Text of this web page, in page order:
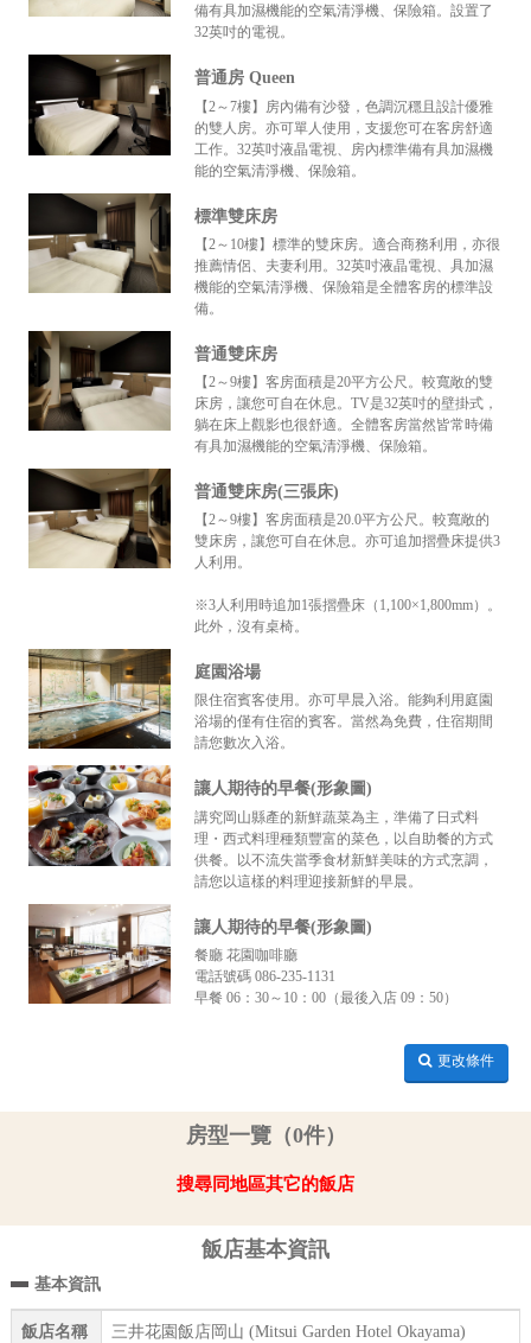
備有具加濕機能的空氣清淨機、保險箱。設置了
32英吋的電視。
普通房 Queen
【2～7樓】房內備有沙發，色調沉穩且設計優雅
的雙人房。亦可單人使用，支援您可在客房舒適
工作。32英吋液晶電視、房內標準備有具加濕機
能的空氣清淨機、保險箱。
標準雙床房
【2～10樓】標準的雙床房。適合商務利用，亦很
推薦情侶、夫妻利用。32英吋液晶電視、具加濕
機能的空氣清淨機、保險箱是全體客房的標準設
備。
普通雙床房
【2～9樓】客房面積是20平方公尺。較寬敞的雙
床房，讓您可自在休息。TV是32英吋的壁掛式，
躺在床上觀影也很舒適。全體客房當然皆常時備
有具加濕機能的空氣清淨機、保險箱。
普通雙床房(三張床)
【2～9樓】客房面積是20.0平方公尺。較寬敞的
雙床房，讓您可自在休息。亦可追加摺疊床提供3
人利用。
※3人利用時追加1張摺疊床（1,100×1,800mm）。
此外，沒有桌椅。
庭園浴場
限住宿賓客使用。亦可早晨入浴。能夠利用庭園
浴場的僅有住宿的賓客。當然為免費，住宿期間
請您數次入浴。
讓人期待的早餐(形象圖)
講究岡山縣產的新鮮蔬菜為主，準備了日式料
理・西式料理種類豐富的菜色，以自助餐的方式
供餐。以不流失當季食材新鮮美味的方式烹調，
請您以這樣的料理迎接新鮮的早晨。
讓人期待的早餐(形象圖)
餐廳 花園咖啡廳
電話號碼 086-235-1131
早餐 06：30～10：00（最後入店 09：50）
更改條件
房型一覽（0件）
搜尋同地區其它的飯店
飯店基本資訊
基本資訊
飯店名稱 三井花園飯店岡山 (Mitsui Garden Hotel Okayama)